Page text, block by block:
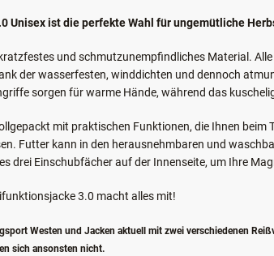
Unisex ist die perfekte Wahl für ungemütliche
und schmutzunempfindliches Material.
der wasserfesten, winddichten und dennoch
sorgen für warme Hände, während das
mit praktischen Funktionen, die Ihnen
Futter kann in den herausnehmbaren und
drei Einschubfächer auf der Innenseite, um Ihre
3.0 macht alles mit!
Westen und Jacken aktuell mit zwei verschiedenen
sich ansonsten nicht.